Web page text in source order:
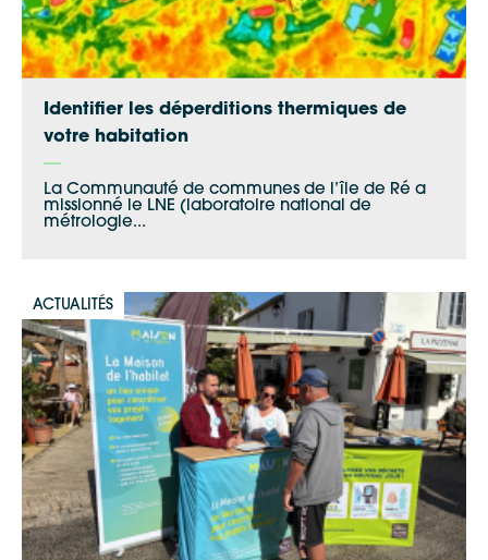
Identifier les déperditions thermiques de
votre habitation
La Communauté de communes de l’île de Ré a
missionné le LNE (laboratoire national de
métrologie...
ACTUALITÉS